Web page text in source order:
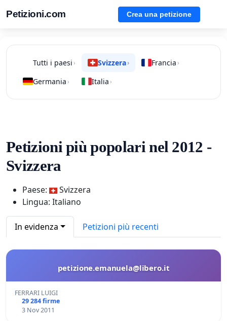
Petizioni.com Crea una petizione
Tutti i paesi › Svizzera› Francia ›
Germania › Italia ›
Petizioni più popolari nel 2012 -
Svizzera
Paese:
Svizzera
Lingua: Italiano
In evidenza Petizioni più recenti
petizione.emanuela@libero.it
FERRARI LUIGI
29 284 firme
3 Nov 2011